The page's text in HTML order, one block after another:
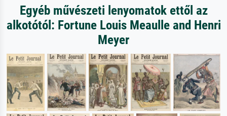
Egyéb művészeti lenyomatok ettől az
alkotótól: Fortune Louis Meaulle and Henri
Meyer